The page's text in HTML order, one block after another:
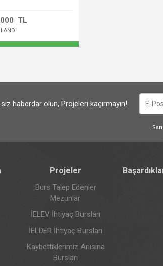
TL
haberdar olun, Projeleri kaçırmayın!
Projeler
Burs Talep Edenler
Mezunlar
İELEV İhtiyaç Bursları
İELDER İhtiyaç Bursları
Kaybettiklerimiz Anısına
Bursları